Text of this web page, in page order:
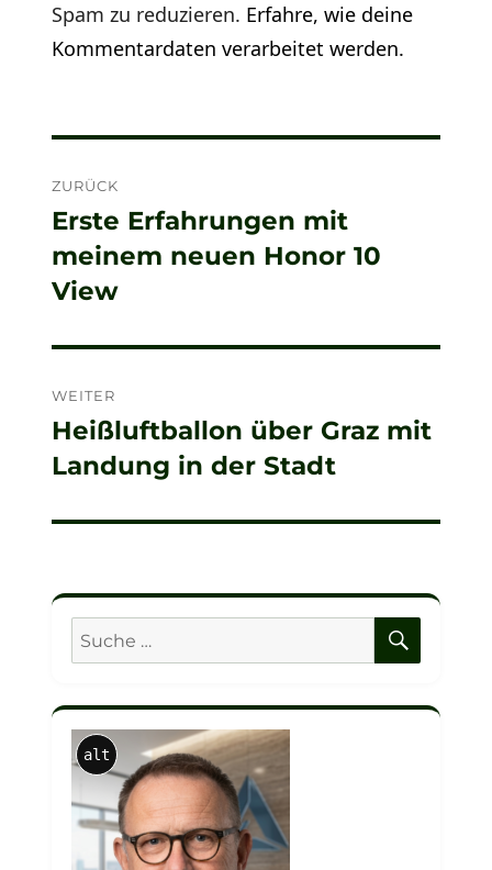
Spam zu reduzieren. Erfahre, wie deine
Kommentardaten verarbeitet werden.
ZURÜCK
Vorheriger
Beitrag:
Erste Erfahrungen mit
meinem neuen Honor 10
View
WEITER
Nächster
Beitrag:
Heißluftballon über Graz mit
Landung in der Stadt
Suche
nach:
alt